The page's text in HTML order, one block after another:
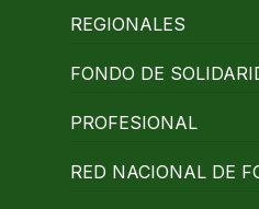
REGIONALES
FONDO DE
PROFESIONAL
RED NACIONAL DE